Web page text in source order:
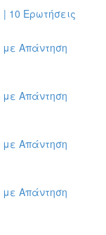
10 Ερωτήσεις
με Απάντηση
με Απάντηση
με Απάντηση
με Απάντηση